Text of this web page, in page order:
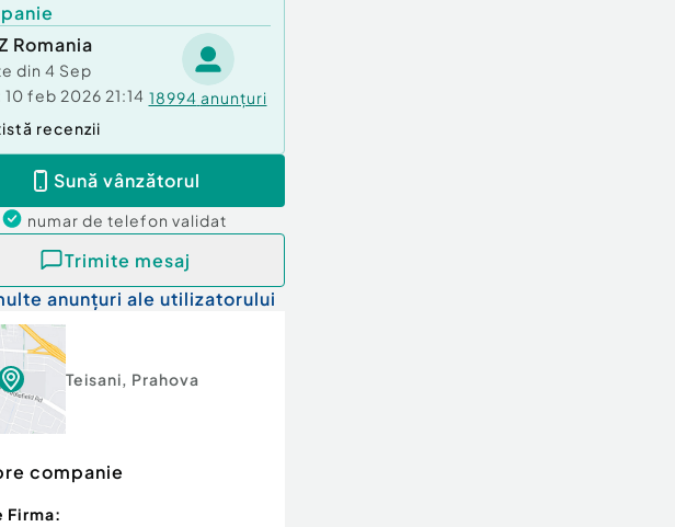
Romania
din 4 Sep
10 feb 2026 21:14 18994 anunțuri
recenzii
Sună vânzătorul
numar de telefon validat
Trimite mesaj
anunțuri ale utilizatorului
Teisani, Prahova
companie
Firma: